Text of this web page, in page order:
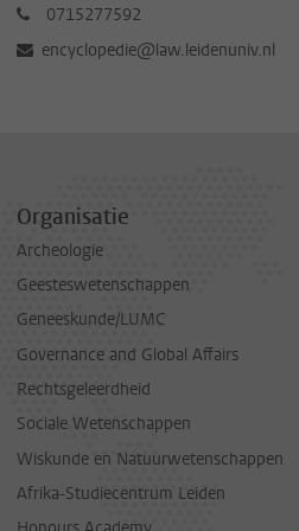
0715277592
encyclopedie@law.leidenuniv.nl
Organisatie
Archeologie
Geesteswetenschappen
Geneeskunde/LUMC
Governance and Global Affairs
Rechtsgeleerdheid
Sociale Wetenschappen
Wiskunde en Natuurwetenschappen
Afrika-Studiecentrum Leiden